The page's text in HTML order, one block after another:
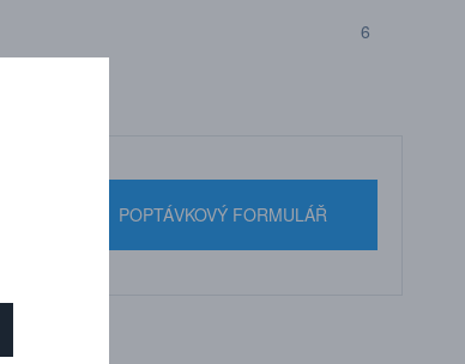
6
POPTÁVKOVÝ FORMULÁŘ